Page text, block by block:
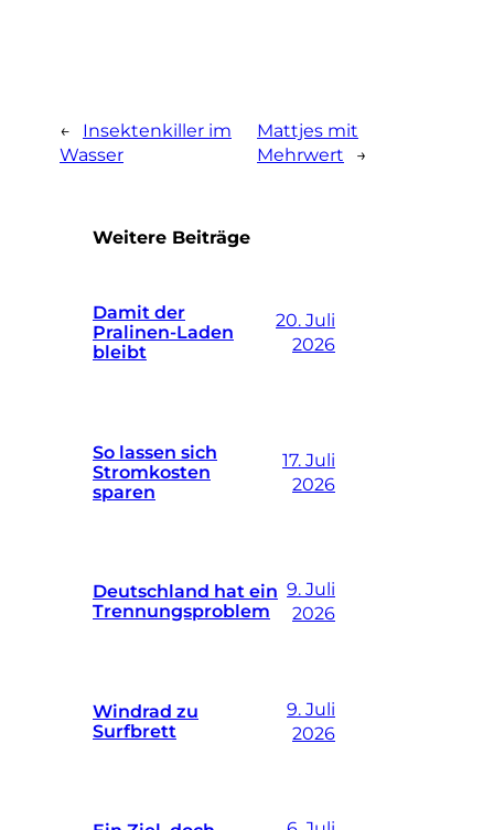
←
Insektenkiller im
Wasser
Mattjes mit
Mehrwert
→
Weitere Beiträge
Damit der
Pralinen-Laden
bleibt
20. Juli
2026
So lassen sich
Stromkosten
sparen
17. Juli
2026
Deutschland hat ein
Trennungsproblem
9. Juli
2026
Windrad zu
Surfbrett
9. Juli
2026